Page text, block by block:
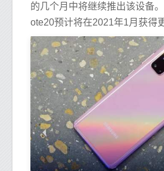
的几个月中将继续推出该设备
ote20预计将在2021年1月获得